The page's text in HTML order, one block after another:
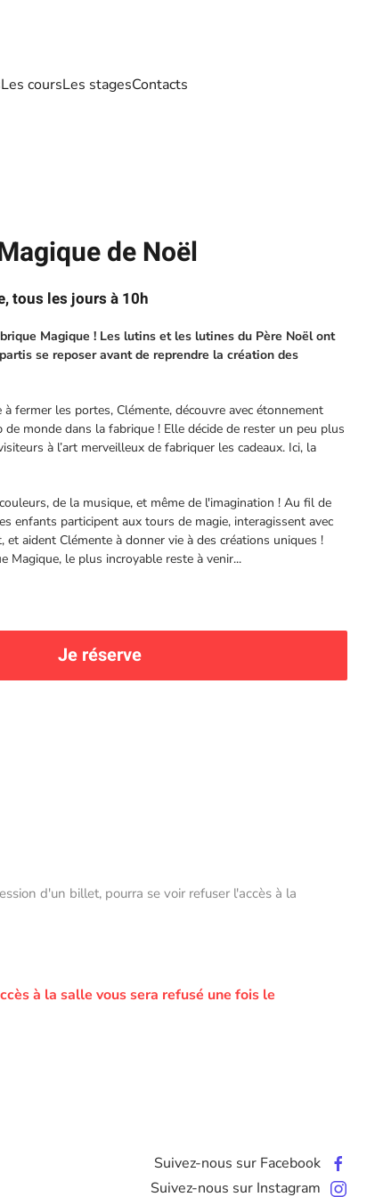
Les coursLes stagesContacts
de Noël
tous les jours à 10h
Magique ! Les lutins et les lutines du Père Noël ont
se reposer avant de reprendre la création des
à fermer les portes, Clémente, découvre avec étonnement
de monde dans la fabrique ! Elle décide de rester un peu plus
à l’art merveilleux de fabriquer les cadeaux. Ici, la
de la musique, et même de l'imagination ! Au fil de
enfants participent aux tours de magie, interagissent avec
et aident Clémente à donner vie à des créations uniques !
Magique, le plus incroyable reste à venir...
Je réserve
d'un billet, pourra se voir refuser l'accès à la
à la salle vous sera refusé une fois le
Suivez-nous sur Facebook
Suivez-nous sur Instagram